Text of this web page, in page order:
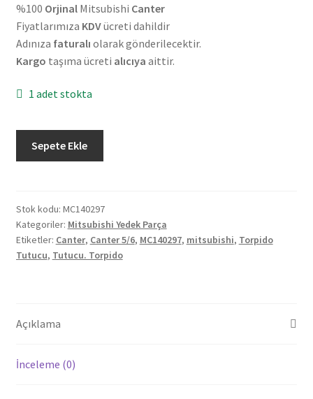
%100 OrjinalMitsubishi Canter
Fiyatlarımıza KDVücreti dahildir
Adınıza faturalı olarak gönderilecektir.
Kargo taşıma ücreti alıcıya aittir.
1 adet stokta
Mitsubishi
Torpido
Tutucu
MC140297
adet
Sepete Ekle
Stok kodu: MC140297
Kategoriler: Mitsubishi Yedek Parça
Etiketler: Canter, Canter 5/6, MC140297, mitsubishi, Torpido
Tutucu, Tutucu. Torpido
Açıklama
İnceleme (0)